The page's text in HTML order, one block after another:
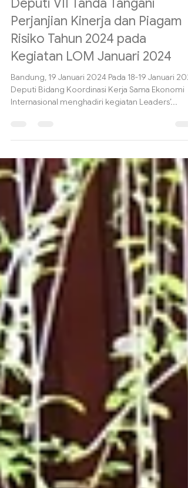
Deputi VII
19 Jan 2024
2 menit membaca
Deputi VII Tanda Tangani
Perjanjian Kinerja dan Piagam
Risiko Tahun 2024 pada
Kegiatan LOM Januari 2024